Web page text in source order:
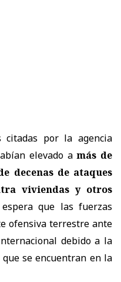
citadas por la agencia
elevado amás de
decenas de ataques
viviendas y otros
que las fuerzas
ofensiva terrestre ante
debido a la
se encuentran en la